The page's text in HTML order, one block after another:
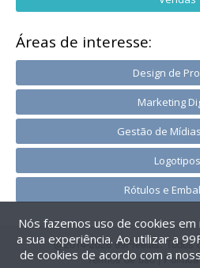
Áreas de interesse:
Design de
Marketing
Gestão de
Logotipos
Rótulos e
@2014-2026 99Freelas. Todos
Termos de uso|
Nós fazemos uso de cookies
a sua experiência. Ao utilizar a
de cookies de acordo com a